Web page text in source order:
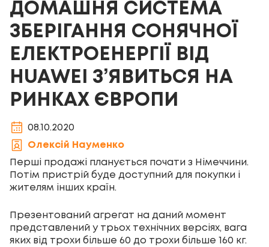
ДОМАШНЯ СИСТЕМА
ЗБЕРІГАННЯ СОНЯЧНОЇ
ЕЛЕКТРОЕНЕРГІЇ ВІД
HUAWEI З’ЯВИТЬСЯ НА
РИНКАХ ЄВРОПИ
08.10.2020
Олексій Науменко
Перші продажі планується почати з Німеччини.
Потім пристрій буде доступний для покупки і
жителям інших країн.
Презентований агрегат на даний момент
представлений у трьох технічних версіях, вага
яких від трохи більше 60 до трохи більше 160 кг.